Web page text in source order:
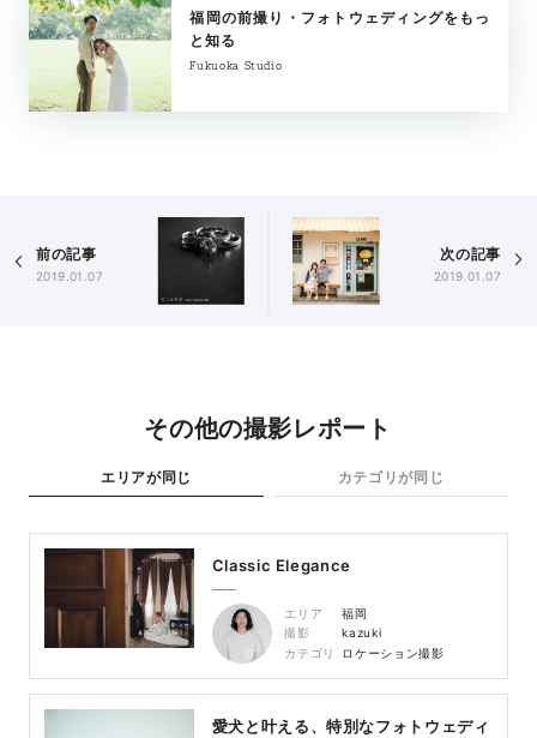
福岡の前撮り・フォトウェディングをもっ
と知る
Fukuoka Studio
前の記事
2019.01.07
次の記事
2019.01.07
その他の撮影レポート
エリアが同じ カテゴリが同じ
Classic Elegance
エリア
福岡
撮影
kazuki
カテゴリ
ロケーション撮影
愛犬と叶える、特別なフォトウェディ